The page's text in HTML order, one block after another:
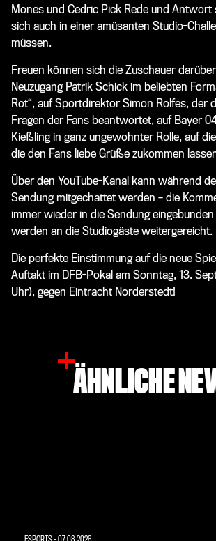
Mones und Cedric Pick Rede und
sich auch in einer amüsanten Studio-
müssen.
Freuen können sich die Zuschauer
Neuzugang Patrik Schick im beliebten
Rot“, auf Sportdirektor Simon Rolfes, der
Fragen der Fans beantwortet, auf Bayer
Kießling in ganz ungewohnter Rolle, auf
die den Fans liebe Grüße zukommen
Über den YouTube-Kanal kann während
Sendung mitgechattet werden – die
immer wieder in die Sendung
werden an die Studiogäste weitergereicht.
Die perfekte Einstimmung auf die neue
Auftakt im DFB-Pokal am Sonntag, 13.
Uhr), gegen Eintracht Norderstedt!
ÄHNLICHE